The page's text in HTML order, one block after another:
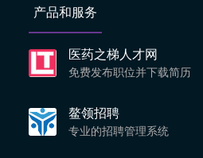
产品和服务
医药之梯人才网
免费发布职位并下载简历
鳌领招聘
专业的招聘管理系统